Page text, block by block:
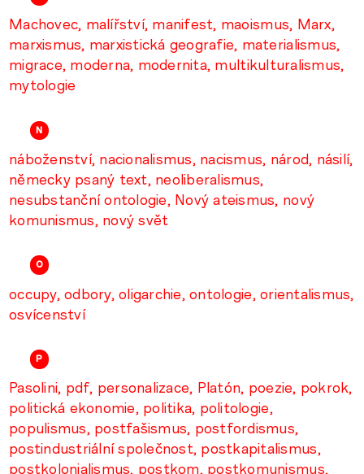
Machovec malířství manifest maoismus Marx
marxismus marxistická geografie materialismus
migrace moderna modernita multikulturalismus
mytologie
N
náboženství nacionalismus nacismus národ násilí
německy psaný text neoliberalismus
nesubstanční ontologie Nový ateismus nový
komunismus nový svět
O
occupy odbory oligarchie ontologie orientalismus
osvícenství
P
Pasolini pdf personalizace Platón poezie pokrok
politická ekonomie politika politologie
populismus postfašismus postfordismus
postindustriální společnost postkapitalismus
postkolonialismus postkom postkomunismus